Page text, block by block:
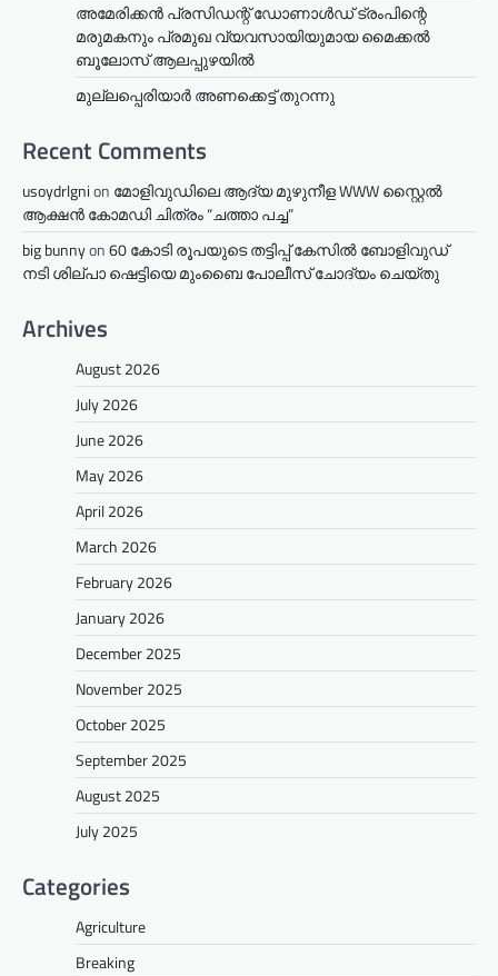
അമേരിക്കൻ പ്രസിഡന്റ് ഡോണാൾഡ് ട്രംപിന്റെ
മരുമകനും പ്രമുഖ വ്യവസായിയുമായ മൈക്കൽ
ബൂലോസ് ആലപ്പുഴയിൽ
മുല്ലപ്പെരിയാര്‍ അണക്കെട്ട് തുറന്നു
Recent Comments
usoydrlgnion മോളിവുഡിലെ ആദ്യ മുഴുനീള WWW സ്റ്റൈൽ
ആക്ഷൻ കോമഡി ചിത്രം “ചത്താ പച്ച”
big bunnyon60 കോടി രൂപയുടെ തട്ടിപ്പ് കേസിൽ ബോളിവുഡ്
നടി ശില്പാ ഷെട്ടിയെ മുംബൈ പോലീസ് ചോദ്യം ചെയ്തു
Archives
August 2026
July 2026
June 2026
May 2026
April 2026
March 2026
February 2026
January 2026
December 2025
November 2025
October 2025
September 2025
August 2025
July 2025
Categories
Agriculture
Breaking